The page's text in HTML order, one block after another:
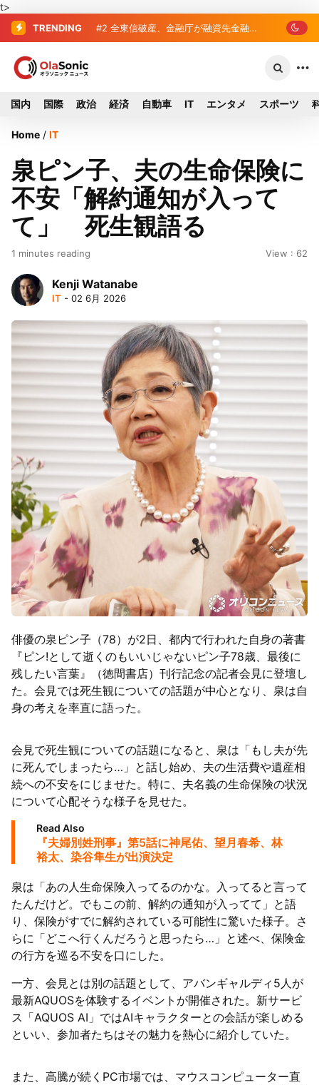
t>
TRENDING #2 全東信破産、金融庁が融資先金
#3 破産した全東信、債権者63金融機関
国内 国際 政治 経済 自動車 IT エンタメ スポーツ
Home / IT
泉ピン子、夫の生命保険に
不安「解約通知が入って
て」 死生観語る
1 minutes reading View : 62
Kenji Watanabe
IT - 02 6月 2026
俳優の泉ピン子（78）が2日、都内で行われた自身の著書
『ピン!として逝くのもいいじゃないピン子78歳、最後に
残したい言葉』（徳間書店）刊行記念の記者会見に登壇し
た。会見では死生観についての話題が中心となり、泉は自
身の考えを率直に語った。
会見で死生観についての話題になると、泉は「もし夫が先
に死んでしまったら…」と話し始め、夫の生活費や遺産相
続への不安をにじませた。特に、夫名義の生命保険の状況
について心配そうな様子を見せた。
Read Also
『夫婦別姓刑事』第5話に神尾佑、望月春希、林
裕太、染谷隼生が出演決定
泉は「あの人生命保険入ってるのかな。入ってると言って
たんだけど。でもこの前、解約の通知が入ってて」と語
り、保険がすでに解約されている可能性に驚いた様子。さ
らに「どこへ行くんだろうと思ったら…」と述べ、保険金
の行方を巡る不安を口にした。
一方、会見とは別の話題として、アバンギャルディ5人が
最新AQUOSを体験するイベントが開催された。新サービ
ス「AQUOS AI」ではAIキャラクターとの会話が楽しめる
といい、参加者たちはその魅力を熱心に紹介していた。
また、高騰が続くPC市場では、マウスコンピューター直